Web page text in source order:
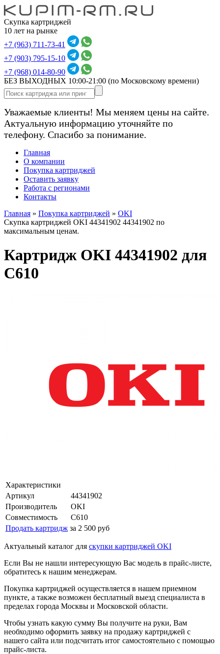
Скупка картриджей
10 лет на рынке
+7 (963) 711-73-41
+7 (903) 795-15-10
+7 (968) 014-80-90
БЕЗ ВЫХОДНЫХ 10:00-21:00 (по Московскому времени)
Уважаемые клиенты! Мы меняем цены на сайте.
Актуальную информацию уточняйте по
телефону. Спасибо за понимание.
Главная
О компании
Покупка картриджей
Оставить заявку
Работа с регионами
Контакты
Главная » Покупка картриджей » OKI
Скупка картриджей OKI 44341902 44341902 по
максимальным ценам.
Картридж OKI 44341902 для
C610
Характеристики
Артикул
44341902
Производитель
OKI
Совместимость
C610
Продать картридж за 2 500 руб
Актуальный каталог для скупки картриджей OKI
Если Вы не нашли интересующую Вас модель в прайс-листе,
обратитесь к нашим менеджерам.
Покупка картриджей осуществляется в нашем приемном
пункте, а также возможен бесплатный выезд специалиста в
пределах города Москвы и Московской области.
Чтобы узнать какую сумму Вы получите на руки, Вам
необходимо оформить заявку на продажу картриджей с
нашего сайта или подсчитать итог самостоятельно с помощью
прайс-листа.